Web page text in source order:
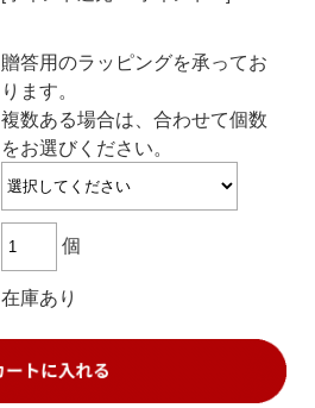
贈答用のラッピングを承ってお
ります。
複数ある場合は、合わせて個数
をお選びください。
個
在庫あり